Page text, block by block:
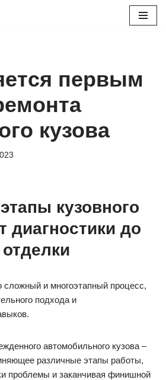
первым
кузова
кузовного
диагностики до
сложный и многоэтапный процесс,
подхода и
автомобильного кузова –
различные этапы работы,
проблемы и заканчивая финишной